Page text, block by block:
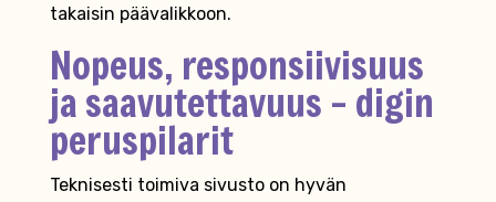
takaisin päävalikkoon.
Nopeus, responsiivisuus
ja saavutettavuus – digin
peruspilarit
Teknisesti toimiva sivusto on hyvän